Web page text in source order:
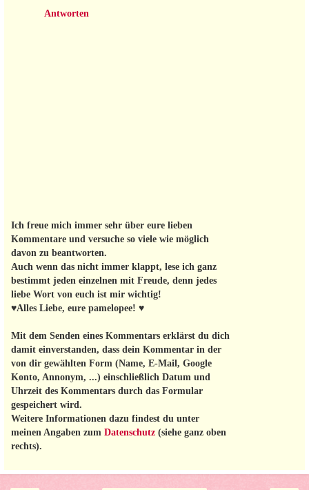
Antworten
Ich freue mich immer sehr über eure lieben
Kommentare und versuche so viele wie möglich
davon zu beantworten.
Auch wenn das nicht immer klappt, lese ich ganz
bestimmt jeden einzelnen mit Freude, denn jedes
liebe Wort von euch ist mir wichtig!
♥Alles Liebe, eure pamelopee! ♥
Mit dem Senden eines Kommentars erklärst du dich
damit einverstanden, dass dein Kommentar in der
von dir gewählten Form (Name, E-Mail, Google
Konto, Annonym, ...) einschließlich Datum und
Uhrzeit des Kommentars durch das Formular
gespeichert wird.
Weitere Informationen dazu findest du unter
meinen Angaben zum Datenschutz (siehe ganz oben
rechts).